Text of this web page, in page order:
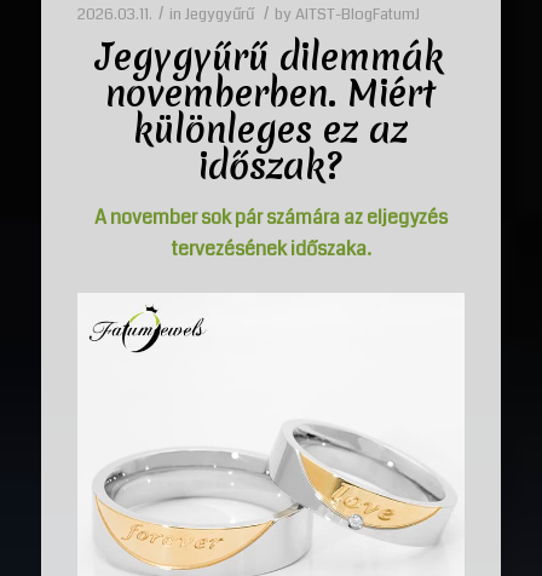
2026.03.11. / in Jegygyűrű / by AITST-BlogFatumJ
Jegygyűrű dilemmák
novemberben. Miért
különleges ez az
időszak?
A november sok pár számára az eljegyzés
tervezésének időszaka.